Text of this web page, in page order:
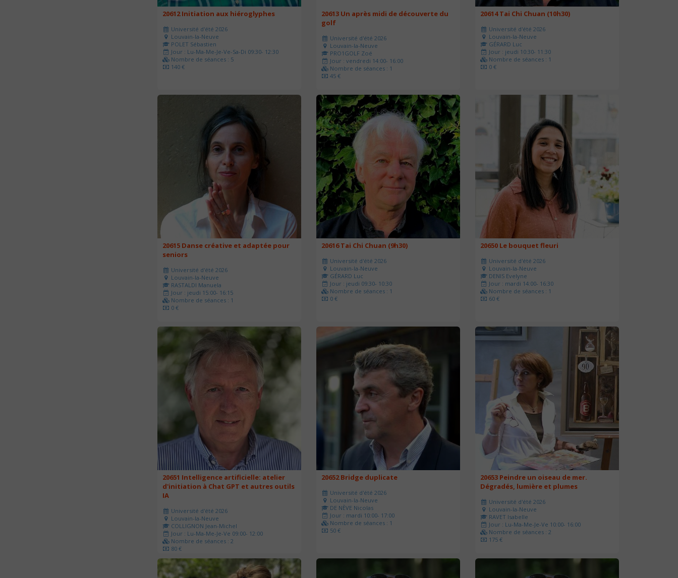
20612 Initiation aux hiéroglyphes
Université d'été 2026
Louvain-la-Neuve
POLET Sébastien
Jour : Lu-Ma-Me-Je-Ve-Sa-Di 09:30- 12:30
Nombre de séances : 5
140 €
20613 Un après midi de découverte du
golf
Université d'été 2026
Louvain-la-Neuve
PRO1GOLF Zoé
Jour : vendredi 14:00- 16:00
Nombre de séances : 1
45 €
20614 Tai Chi Chuan (10h30)
Université d'été 2026
Louvain-la-Neuve
GÉRARD Luc
Jour : jeudi 10:30- 11:30
Nombre de séances : 1
0 €
20615 Danse créative et adaptée pour
seniors
Université d'été 2026
Louvain-la-Neuve
RASTALDI Manuela
Jour : jeudi 15:00- 16:15
Nombre de séances : 1
0 €
20616 Tai Chi Chuan (9h30)
Université d'été 2026
Louvain-la-Neuve
GÉRARD Luc
Jour : jeudi 09:30- 10:30
Nombre de séances : 1
0 €
20650 Le bouquet fleuri
Université d'été 2026
Louvain-la-Neuve
DENIS Evelyne
Jour : mardi 14:00- 16:30
Nombre de séances : 1
60 €
20651 Intelligence artificielle: atelier
d'initiation à Chat GPT et autres outils
IA
Université d'été 2026
Louvain-la-Neuve
COLLIGNON Jean-Michel
Jour : Lu-Ma-Me-Je-Ve 09:00- 12:00
Nombre de séances : 2
80 €
20652 Bridge duplicate
Université d'été 2026
Louvain-la-Neuve
DE NÈVE Nicolas
Jour : mardi 10:00- 17:00
Nombre de séances : 1
50 €
20653 Peindre un oiseau de mer.
Dégradés, lumière et plumes
Université d'été 2026
Louvain-la-Neuve
RAVET Isabelle
Jour : Lu-Ma-Me-Je-Ve 10:00- 16:00
Nombre de séances : 2
175 €